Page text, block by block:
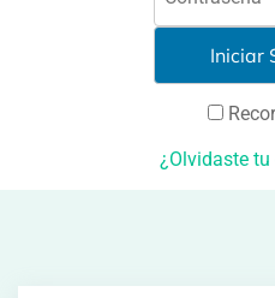
¿Olvidaste